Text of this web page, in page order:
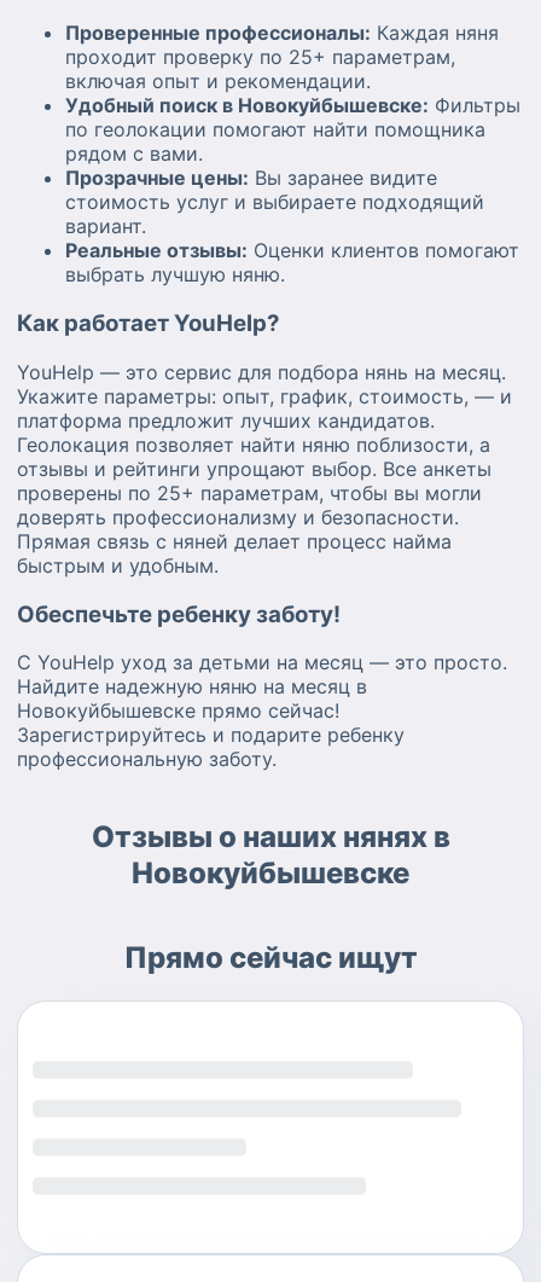
Проверенные профессионалы: Каждая няня
проходит проверку по 25+ параметрам,
включая опыт и рекомендации.
Удобный поиск в Новокуйбышевске: Фильтры
по геолокации помогают найти помощника
рядом с вами.
Прозрачные цены: Вы заранее видите
стоимость услуг и выбираете подходящий
вариант.
Реальные отзывы: Оценки клиентов помогают
выбрать лучшую няню.
Как работает YouHelp?
YouHelp — это сервис для подбора нянь на месяц.
Укажите параметры: опыт, график, стоимость, — и
платформа предложит лучших кандидатов.
Геолокация позволяет найти няню поблизости, а
отзывы и рейтинги упрощают выбор. Все анкеты
проверены по 25+ параметрам, чтобы вы могли
доверять профессионализму и безопасности.
Прямая связь с няней делает процесс найма
быстрым и удобным.
Обеспечьте ребенку заботу!
С YouHelp уход за детьми на месяц — это просто.
Найдите надежную няню на месяц в
Новокуйбышевске прямо сейчас!
Зарегистрируйтесь и подарите ребенку
профессиональную заботу.
Отзывы о наших нянях в
Новокуйбышевске
Прямо сейчас ищут